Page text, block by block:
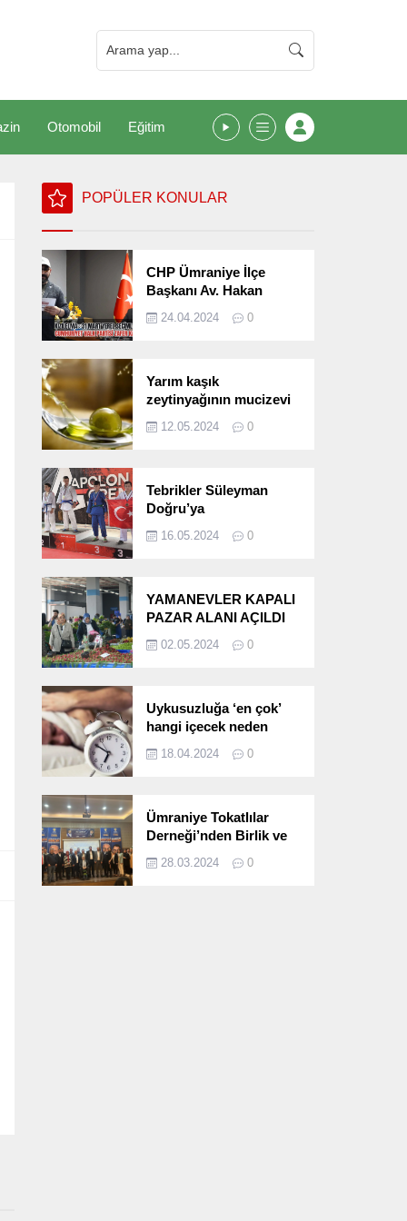
Otomobil Eğitim
POPÜLER KONULAR
CHP Ümraniye İlçe
Başkanı Av. Hakan
Seçimlerini
24.04.2024 0
Yarım kaşık
zeytinyağının mucizevi
12.05.2024 0
Tebrikler Süleyman
Doğru’ya
16.05.2024 0
YAMANEVLER KAPALI
PAZAR ALANI AÇILDI
02.05.2024 0
Uykusuzluğa ‘en çok’
hangi içecek neden
18.04.2024 0
Ümraniye Tokatlılar
Derneği’nden Birlik ve
Programı
28.03.2024 0